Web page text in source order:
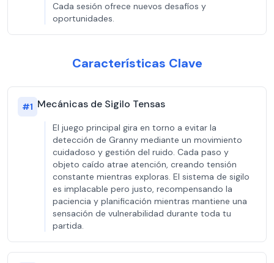
Cada sesión ofrece nuevos desafíos y
oportunidades.
Características Clave
#1 Mecánicas de Sigilo Tensas
El juego principal gira en torno a evitar la
detección de Granny mediante un movimiento
cuidadoso y gestión del ruido. Cada paso y
objeto caído atrae atención, creando tensión
constante mientras exploras. El sistema de sigilo
es implacable pero justo, recompensando la
paciencia y planificación mientras mantiene una
sensación de vulnerabilidad durante toda tu
partida.